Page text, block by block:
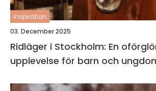
inspiration
03. December 2025
Ridläger i Stockholm: En
upplevelse för barn och